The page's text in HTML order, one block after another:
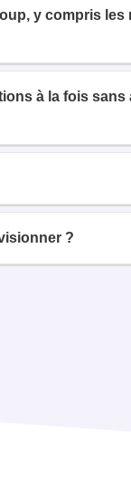
y compris les
à la fois sans
?